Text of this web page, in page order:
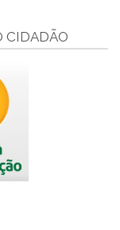
CIDADÃO